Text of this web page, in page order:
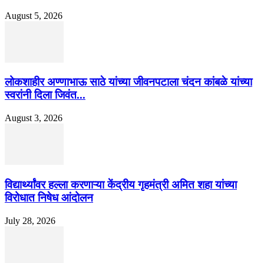
August 5, 2026
लोकशाहीर अण्णाभाऊ साठे यांच्या जीवनपटाला चंदन कांबळे यांच्या
स्वरांनी दिला जिवंत...
August 3, 2026
विद्यार्थ्यांवर हल्ला करणाऱ्या केंद्रीय गृहमंत्री अमित शहा यांच्या
विरोधात निषेध आंदोलन
July 28, 2026